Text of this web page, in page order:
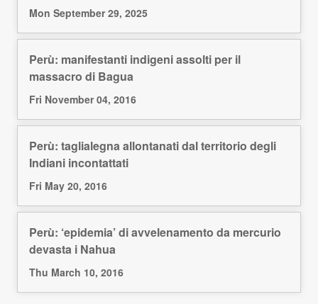
Mon September 29, 2025
Perù: manifestanti indigeni assolti per il
massacro di Bagua
Fri November 04, 2016
Perù: taglialegna allontanati dal territorio degli
Indiani incontattati
Fri May 20, 2016
Perù: ‘epidemia’ di avvelenamento da mercurio
devasta i Nahua
Thu March 10, 2016